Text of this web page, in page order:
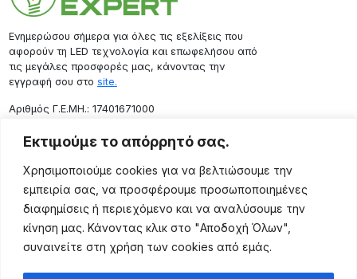
Εκτιμούμε το απόρρητό σας.
Χρησιμοποιούμε cookies για να βελτιώσουμε την
εμπειρία σας, να προσφέρουμε προσωποποιημένες
διαφημίσεις ή περιεχόμενο και να αναλύσουμε την
κίνηση μας. Κάνοντας κλικ στο "Αποδοχή Όλων",
συναινείτε στη χρήση των cookies από εμάς.
Ενημερώσου σήμερα για όλες τις εξελίξεις που
αφορούν τη LED τεχνολογία και επωφελήσου από
τις μεγάλες προσφορές μας, κάνοντας την
εγγραφή σου στο site.
Aριθμός Γ.Ε.ΜΗ.: 17401671000
Επικοινωνία
Ρόδου 133, Αθήνα 10443
(+30) 211 725 5427
sales@lightingexpert.gr
Χρήσιμες Σελίδες